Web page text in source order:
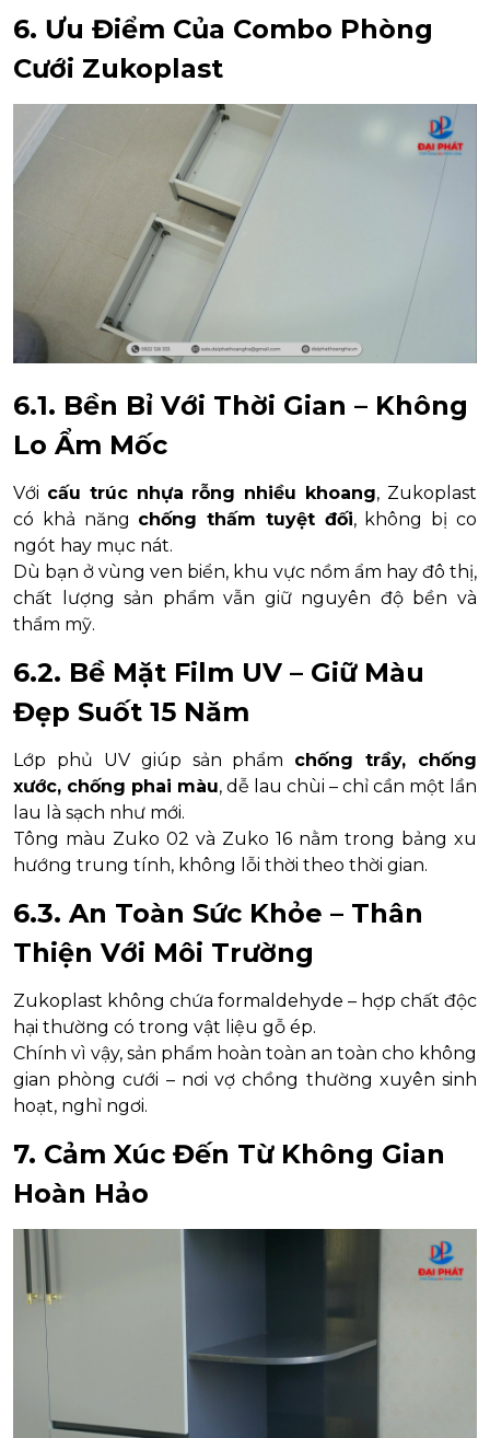
6. Ưu Điểm Của Combo Phòng
Cưới Zukoplast
6.1. Bền Bỉ Với Thời Gian – Không
Lo Ẩm Mốc
Với cấu trúc nhựa rỗng nhiều khoang, Zukoplast
có khả năng chống thấm tuyệt đối, không bị co
ngót hay mục nát.
Dù bạn ở vùng ven biển, khu vực nồm ẩm hay đô thị,
chất lượng sản phẩm vẫn giữ nguyên độ bền và
thẩm mỹ.
6.2. Bề Mặt Film UV – Giữ Màu
Đẹp Suốt 15 Năm
Lớp phủ UV giúp sản phẩm chống trầy, chống
xước, chống phai màu, dễ lau chùi – chỉ cần một lần
lau là sạch như mới.
Tông màu Zuko 02 và Zuko 16 nằm trong bảng xu
hướng trung tính, không lỗi thời theo thời gian.
6.3. An Toàn Sức Khỏe – Thân
Thiện Với Môi Trường
Zukoplast không chứa formaldehyde – hợp chất độc
hại thường có trong vật liệu gỗ ép.
Chính vì vậy, sản phẩm hoàn toàn an toàn cho không
gian phòng cưới – nơi vợ chồng thường xuyên sinh
hoạt, nghỉ ngơi.
7. Cảm Xúc Đến Từ Không Gian
Hoàn Hảo